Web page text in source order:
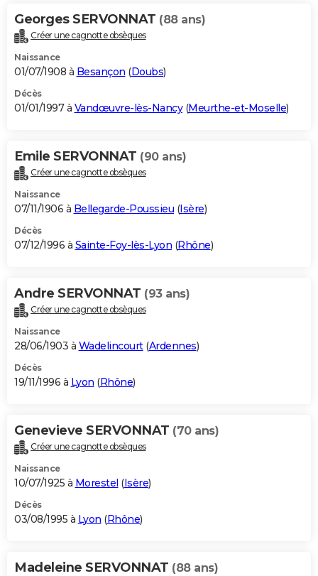
Georges SERVONNAT (88 ans)
Créer une cagnotte obsèques
Naissance
01/07/1908 à Besançon (Doubs)
Décès
01/01/1997 à Vandœuvre-lès-Nancy(Meurthe-et-Moselle)
Emile SERVONNAT (90 ans)
Créer une cagnotte obsèques
Naissance
07/11/1906 à Bellegarde-Poussieu (Isère)
Décès
07/12/1996 à Sainte-Foy-lès-Lyon (Rhône)
Andre SERVONNAT (93 ans)
Créer une cagnotte obsèques
Naissance
28/06/1903 à Wadelincourt(Ardennes)
Décès
19/11/1996 à Lyon (Rhône)
Genevieve SERVONNAT (70 ans)
Créer une cagnotte obsèques
Naissance
10/07/1925 à Morestel (Isère)
Décès
03/08/1995 à Lyon (Rhône)
Madeleine SERVONNAT (88 ans)